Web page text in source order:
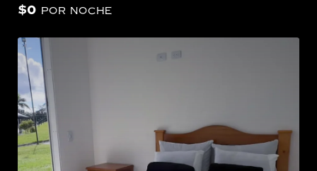
$0 por noche